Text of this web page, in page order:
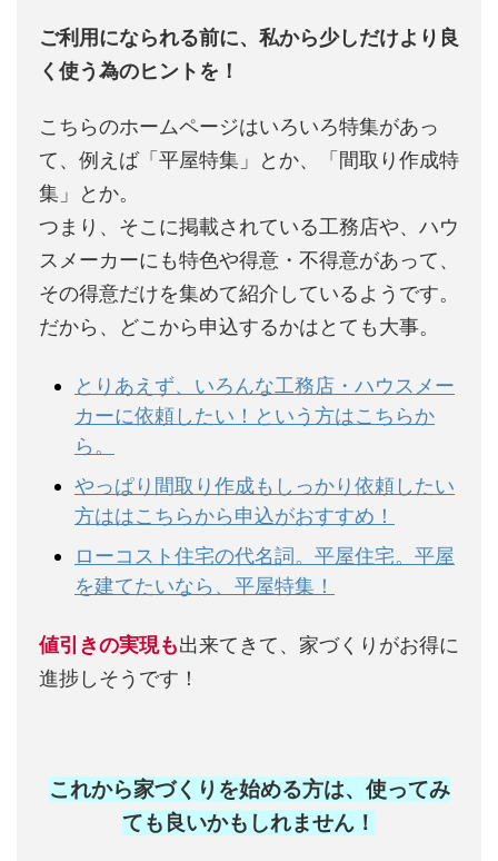
ご利用になられる前に、私から少しだけより良
く使う為のヒントを！
こちらのホームページはいろいろ特集があっ
て、例えば「平屋特集」とか、「間取り作成特
集」とか。
つまり、そこに掲載されている工務店や、ハウ
スメーカーにも特色や得意・不得意があって、
その得意だけを集めて紹介しているようです。
だから、どこから申込するかはとても大事。
とりあえず、いろんな工務店・ハウスメー
カーに依頼したい！という方はこちらか
ら。
やっぱり間取り作成もしっかり依頼したい
方ははこちらから申込がおすすめ！
ローコスト住宅の代名詞。平屋住宅。平屋
を建てたいなら、平屋特集！
値引きの実現も出来てきて、家づくりがお得に
進捗しそうです！
これから家づくりを始める方は、使ってみ
ても良いかもしれません ！